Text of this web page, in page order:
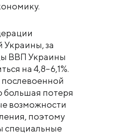
Украины, за
ВВП Украины
на 4,8–6,1%.
большая потеря
возможности
поэтому
специальные